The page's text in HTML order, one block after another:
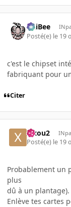
PhiBee
Posté(e) le 19
c'est le chipset
fabriquant pour
Citer
xixou2
Posté(e) le 19
Probablement un
plus
dû à un plantage).
Enlève tes cartes